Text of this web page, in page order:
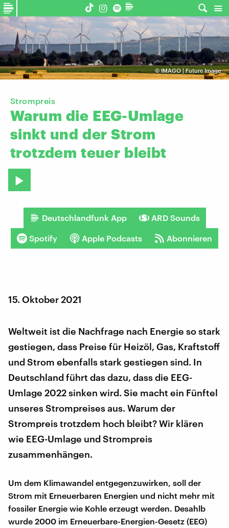
©IMAGO | Future Image
Strompreis
Warum die EEG-Umlage
sinkt und der Strom
trotzdem teuer bleibt
Deutschlandfunk App ARD Sounds
Spotify Apple Podcasts Abonnieren
15. Oktober 2021
Weltweit ist die Nachfrage nach Energie so stark
gestiegen, dass Preise für Heizöl, Gas, Kraftstoff
und Strom ebenfalls stark gestiegen sind. In
Deutschland führt das dazu, dass die EEG-
Umlage 2022 sinken wird. Sie macht ein Fünftel
unseres Strompreises aus. Warum der
Strompreis trotzdem hoch bleibt? Wir klären
wie EEG-Umlage und Strompreis
zusammenhängen.
Um dem Klimawandel entgegenzuwirken, soll der
Strom mit Erneuerbaren Energien und nicht mehr mit
fossiler Energie wie Kohle erzeugt werden. Desahlb
wurde 2000 im Erneuerbare-Energien-Gesetz (EEG)